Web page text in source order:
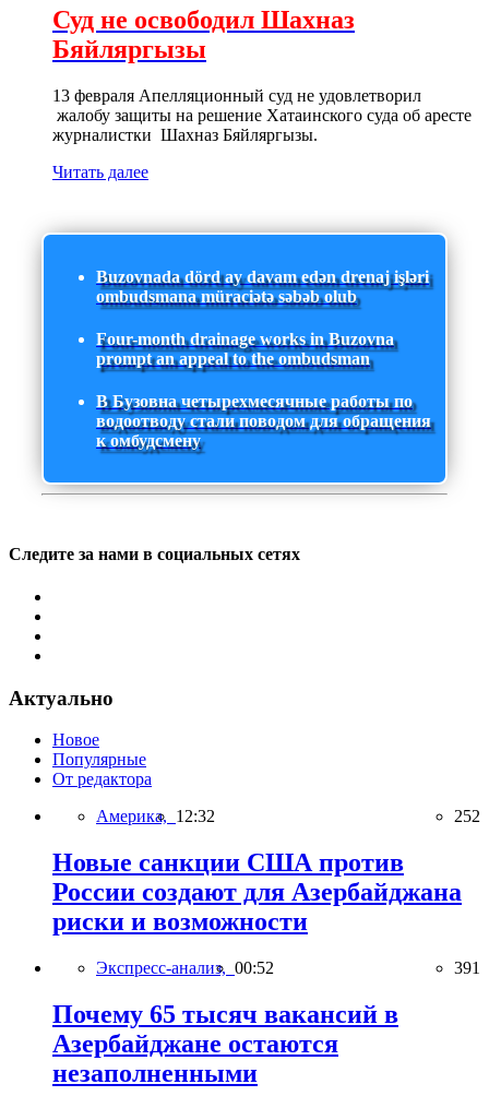
Суд не освободил Шахназ
Бяйляргызы
13 февраля Апелляционный суд не удовлетворил
жалобу защиты на решение Хатаинского суда об аресте
журналистки Шахназ Бяйляргызы.
Читать далее
Buzovnada dörd ay davam edən drenaj işləri
ombudsmana müraciətə səbəb olub
Four-month drainage works in Buzovna
prompt an appeal to the ombudsman
В Бузовна четырехмесячные работы по
водоотводу стали поводом для обращения
к омбудсмену
Следите за нами в социальных сетях
Актуально
Новое
Популярные
От редактора
Америка, 12:32 252
Новые санкции США против
России создают для Азербайджана
риски и возможности
Экспресс-анализ, 00:52 391
Почему 65 тысяч вакансий в
Азербайджане остаются
незаполненными